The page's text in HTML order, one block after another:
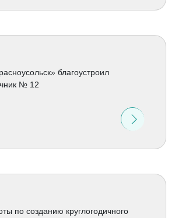
благоустроил
№ 12
по созданию круглогодичного